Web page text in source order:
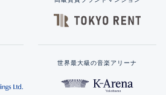
世界最大級の音楽アリーナ